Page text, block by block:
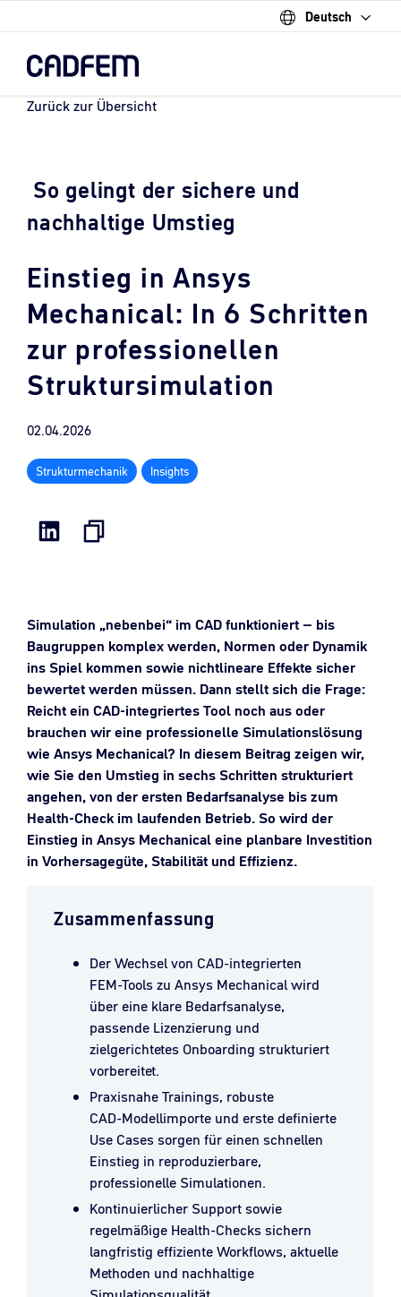
Deutsch
content.
Zurück zur Übersicht
So gelingt der sichere und
nachhaltige Umstieg
Einstieg in Ansys
Mechanical: In 6 Schritten
zur professionellen
Struktursimulation
02.04.2026
Strukturmechanik Insights
Simulation „nebenbei“ im CAD funktioniert – bis
Baugruppen komplex werden, Normen oder Dynamik
ins Spiel kommen sowie nichtlineare Effekte sicher
bewertet werden müssen. Dann stellt sich die Frage:
Reicht ein CAD-integriertes Tool noch aus oder
brauchen wir eine professionelle Simulationslösung
wie Ansys Mechanical? In diesem Beitrag zeigen wir,
wie Sie den Umstieg in sechs Schritten strukturiert
angehen, von der ersten Bedarfsanalyse bis zum
Health-Check im laufenden Betrieb. So wird der
Einstieg in Ansys Mechanical eine planbare Investition
in Vorhersagegüte, Stabilität und Effizienz.
Zusammenfassung
Der Wechsel von CAD‑integrierten
FEM‑Tools zu Ansys Mechanical wird
über eine klare Bedarfsanalyse,
passende Lizenzierung und
zielgerichtetes Onboarding strukturiert
vorbereitet.
Praxisnahe Trainings, robuste
CAD‑Modellimporte und erste definierte
Use Cases sorgen für einen schnellen
Einstieg in reproduzierbare,
professionelle Simulationen.
Kontinuierlicher Support sowie
regelmäßige Health‑Checks sichern
langfristig effiziente Workflows, aktuelle
Methoden und nachhaltige